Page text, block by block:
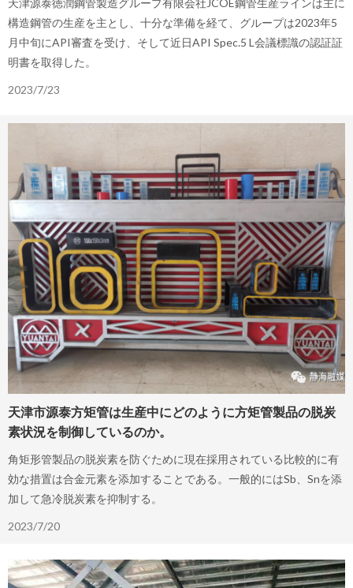
天津源泰徳潤鋼管製造グループ有限会社JCOE鋼管生産ラインは主に
構造鋼管の生産を主とし、十分な準備を経て、グループは2023年5
月中旬にAPI審査を受け、そして近日API Spec.5 L会議標識の認証証
明書を取得した。
2023/7/23
天津市源泰方矩管は生産中にどのように方矩管製品の脱炭
素状況を制御しているのか。
角矩形管製品の脱炭素を防ぐために現在採用されている比較的に有
効な措置は合金元素を添加することである。一般的にはSb、Snを添
加して急冷脱炭素を抑制する。
2023/7/20